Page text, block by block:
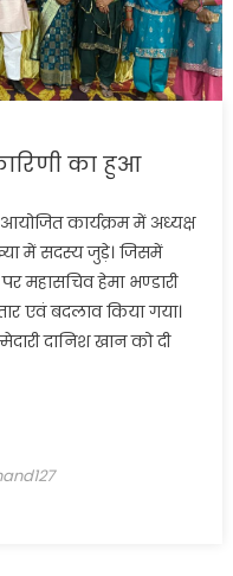
का हुआ
आयोजित कार्यक्रम में अध्यक्ष
में सदस्य जुड़े। जिसमें
महासचिव हेमा भण्डारी
एवं बदलाव किया गया।
दानिश खान को दी